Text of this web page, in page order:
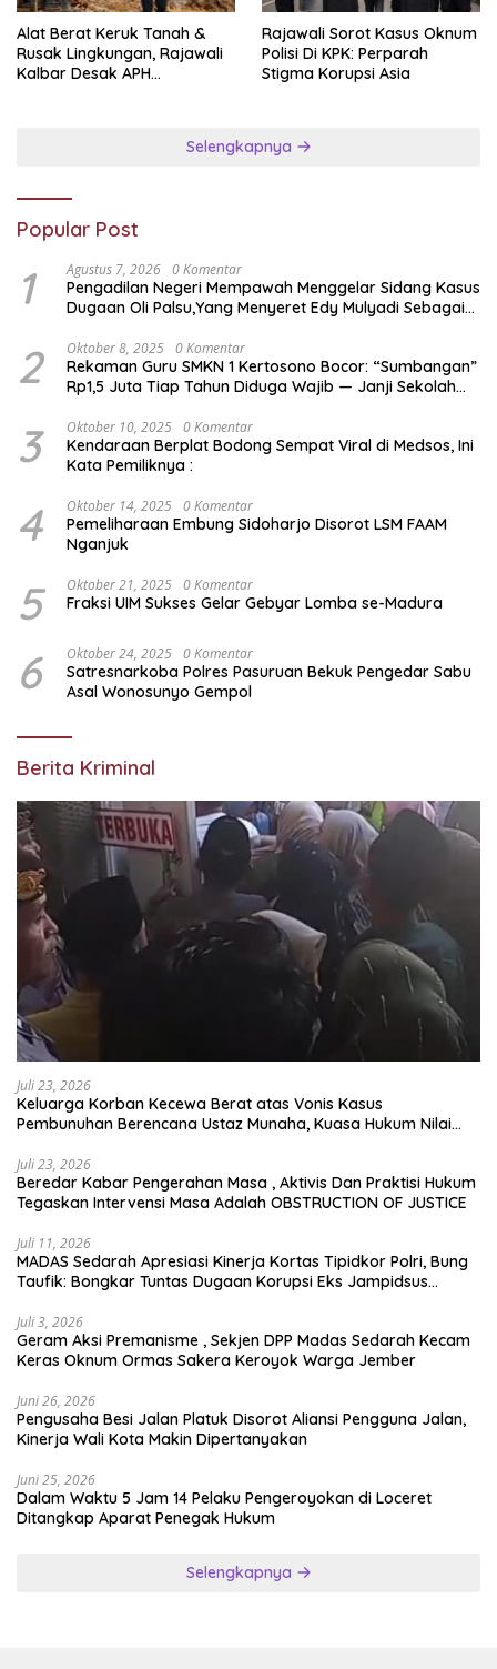
Alat Berat Keruk Tanah &
Rusak Lingkungan, Rajawali
Kalbar Desak APH
Rajawali Sorot Kasus Oknum
Polisi Di KPK: Perparah
Stigma Korupsi Asia
Selengkapnya
Popular Post
1 Agustus 7, 2026 0 Komentar
Pengadilan Negeri Mempawah Menggelar Sidang Kasus
Dugaan Oli Palsu,Yang Menyeret Edy Mulyadi Sebagai
2 Oktober 8, 2025 0 Komentar
Rekaman Guru SMKN 1 Kertosono Bocor: “Sumbangan”
Rp1,5 Juta Tiap Tahun Diduga Wajib — Janji Sekolah
3 Oktober 10, 2025 0 Komentar
Kendaraan Berplat Bodong Sempat Viral di Medsos, Ini
Kata Pemiliknya :
4 Oktober 14, 2025 0 Komentar
Pemeliharaan Embung Sidoharjo Disorot LSM FAAM
Nganjuk
5 Oktober 21, 2025 0 Komentar
Fraksi UIM Sukses Gelar Gebyar Lomba se-Madura
6 Oktober 24, 2025 0 Komentar
Satresnarkoba Polres Pasuruan Bekuk Pengedar Sabu
Asal Wonosunyo Gempol
Berita Kriminal
Juli 23, 2026
Keluarga Korban Kecewa Berat atas Vonis Kasus
Pembunuhan Berencana Ustaz Munaha, Kuasa Hukum Nilai
Juli 23, 2026
Beredar Kabar Pengerahan Masa , Aktivis Dan Praktisi Hukum
Tegaskan Intervensi Masa Adalah OBSTRUCTION OF JUSTICE
Juli 11, 2026
MADAS Sedarah Apresiasi Kinerja Kortas Tipidkor Polri, Bung
Taufik: Bongkar Tuntas Dugaan Korupsi Eks Jampidsus
Juli 3, 2026
Geram Aksi Premanisme , Sekjen DPP Madas Sedarah Kecam
Keras Oknum Ormas Sakera Keroyok Warga Jember
Juni 26, 2026
Pengusaha Besi Jalan Platuk Disorot Aliansi Pengguna Jalan,
Kinerja Wali Kota Makin Dipertanyakan
Juni 25, 2026
Dalam Waktu 5 Jam 14 Pelaku Pengeroyokan di Loceret
Ditangkap Aparat Penegak Hukum
Selengkapnya